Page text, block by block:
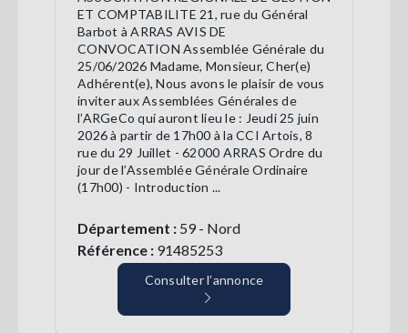
ET COMPTABILITE 21, rue du Général
Barbot à ARRAS AVIS DE
CONVOCATION Assemblée Générale du
25/06/2026 Madame, Monsieur, Cher(e)
Adhérent(e), Nous avons le plaisir de vous
inviter aux Assemblées Générales de
l’ARGeCo qui auront lieu le : Jeudi 25 juin
2026 à partir de 17h00 à la CCI Artois, 8
rue du 29 Juillet - 62000 ARRAS Ordre du
jour de l’Assemblée Générale Ordinaire
(17h00) - Introduction ...
Département : 59 - Nord
Référence : 91485253
Consulter l’annonce